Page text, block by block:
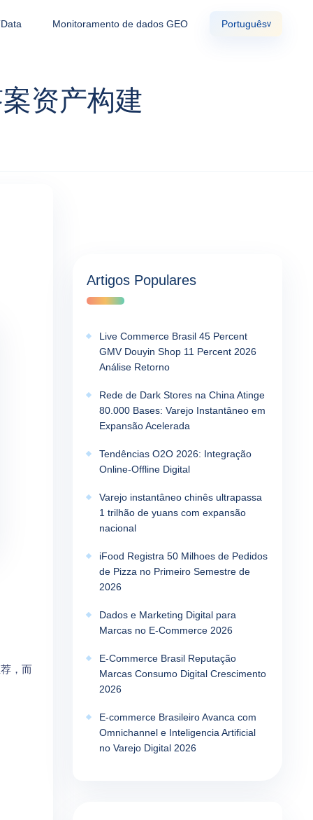
Monitoramento de dados GEO Portuguêsv
资产构建
，而
Artigos Populares
Live Commerce Brasil 45 Percent
GMV Douyin Shop 11 Percent 2026
Análise Retorno
Rede de Dark Stores na China Atinge
80.000 Bases: Varejo Instantâneo em
Expansão Acelerada
Tendências O2O 2026: Integração
Online-Offline Digital
Varejo instantâneo chinês ultrapassa
1 trilhão de yuans com expansão
nacional
iFood Registra 50 Milhoes de Pedidos
de Pizza no Primeiro Semestre de
2026
Dados e Marketing Digital para
Marcas no E-Commerce 2026
E-Commerce Brasil Reputação
Marcas Consumo Digital Crescimento
2026
E-commerce Brasileiro Avanca com
Omnichannel e Inteligencia Artificial
no Varejo Digital 2026